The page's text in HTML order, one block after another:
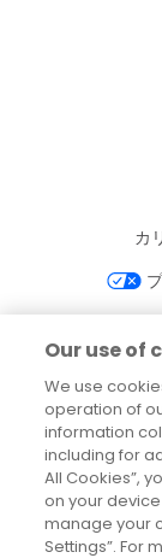
カ
Our use of
We use
operation of
information
including for
All Cookies”,
on your
manage your
Settings”. For